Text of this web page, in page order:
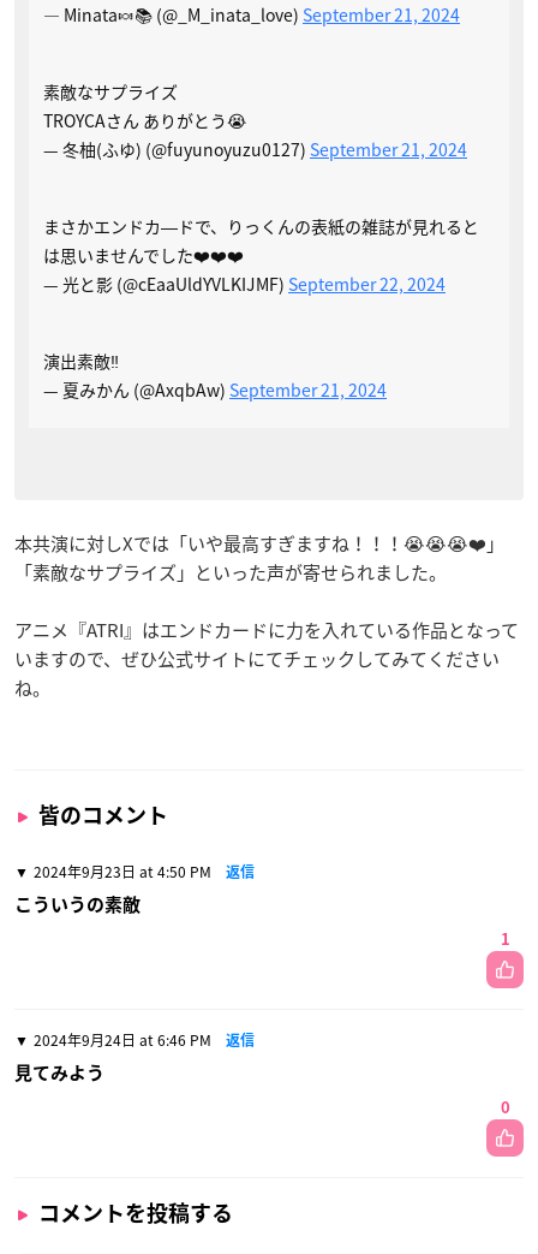
— Minata🍬📚 (@_M_inata_love) September 21, 2024
素敵なサプライズ
TROYCAさん ありがとう😭
— 冬柚(ふゆ) (@fuyunoyuzu0127) September 21, 2024
まさかエンドカ―ドで、りっくんの表紙の雑誌が見れると
は思いませんでした❤️❤️❤️
— 光と影 (@cEaaUldYVLKIJMF) September 22, 2024
演出素敵‼️
— 夏みかん (@AxqbAw) September 21, 2024
本共演に対しXでは「いや最高すぎますね！！！😭😭😭❤️」
「素敵なサプライズ」といった声が寄せられました。
アニメ『ATRI』はエンドカードに力を入れている作品となって
いますので、ぜひ公式サイトにてチェックしてみてください
ね。
皆のコメント
2024年9月23日 at 4:50 PM 返信
こういうの素敵
1
2024年9月24日 at 6:46 PM 返信
見てみよう
0
コメントを投稿する